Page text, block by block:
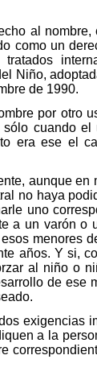
al nombre,
como un
Niño,
de 1990.
por otro
cuando el
era ese el
aunque
no haya
uno
a un varón o
menores
años. Y si,
al niño o
de ese
exigencias
a la